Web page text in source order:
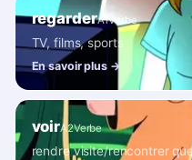
regarderA1Verbe
TV, films, sports
En savoir plus →
voirA2Verbe
rendre visite/rencontrer